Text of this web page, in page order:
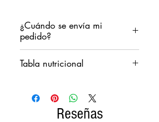
¿Cuándo se envía mi
pedido?
su pedido lo antes posible,
los productos permanezcan en
un almacén de clasificación
durante el fin de semana.
Tabla nutricional
MEDIOS PARA
Reseñas